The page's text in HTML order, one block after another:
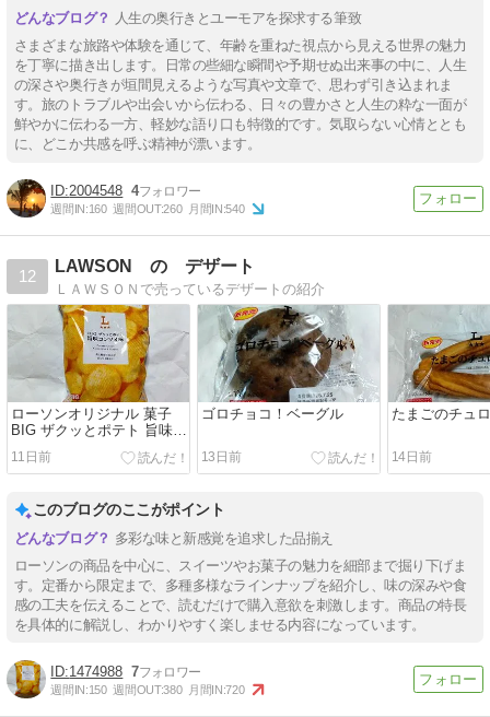
人生の奥行きとユーモアを探求する筆致
さまざまな旅路や体験を通じて、年齢を重ねた視点から見える世界の魅力
を丁寧に描き出します。日常の些細な瞬間や予期せぬ出来事の中に、人生
の深さや奥行きが垣間見えるような写真や文章で、思わず引き込まれま
す。旅のトラブルや出会いから伝わる、日々の豊かさと人生の粋な一面が
鮮やかに伝わる一方、軽妙な語り口も特徴的です。気取らない心情ととも
に、どこか共感を呼ぶ精神が漂います。
2004548 4
週間IN:160 週間OUT:260 月間IN:540
12
LAWSON の デザート
ＬＡＷＳＯＮで売っているデザートの紹介
ローソンオリジナル 菓子
BIG ザクッとポテト 旨味コ
ンソメ味
11日前
ゴロチョコ！ベーグル
13日前
たまごのチュ
14日前
このブログのここがポイント
多彩な味と新感覚を追求した品揃え
ローソンの商品を中心に、スイーツやお菓子の魅力を細部まで掘り下げま
す。定番から限定まで、多種多様なラインナップを紹介し、味の深みや食
感の工夫を伝えることで、読むだけで購入意欲を刺激します。商品の特長
を具体的に解説し、わかりやすく楽しませる内容になっています。
1474988 7
週間IN:150 週間OUT:380 月間IN:720